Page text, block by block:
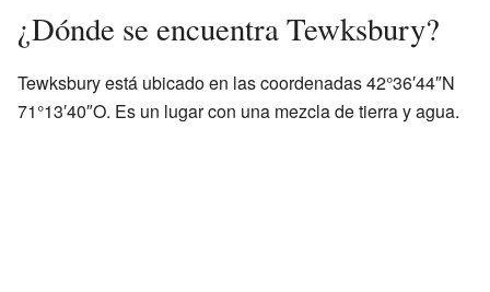
¿Dónde se encuentra Tewksbury?
Tewksbury está ubicado en las coordenadas 42°36′44″N
71°13′40″O. Es un lugar con una mezcla de tierra y agua.